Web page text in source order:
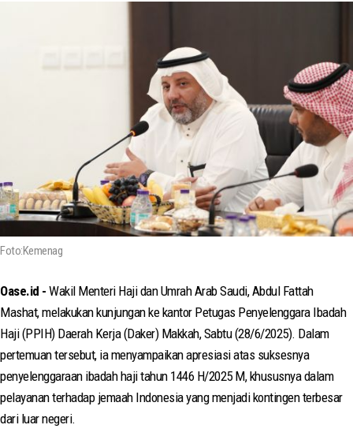
Foto:Kemenag
Oase.id - Wakil Menteri Haji dan Umrah Arab Saudi, Abdul Fattah
Mashat, melakukan kunjungan ke kantor Petugas Penyelenggara Ibadah
Haji (PPIH) Daerah Kerja (Daker) Makkah, Sabtu (28/6/2025). Dalam
pertemuan tersebut, ia menyampaikan apresiasi atas suksesnya
penyelenggaraan ibadah haji tahun 1446 H/2025 M, khususnya dalam
pelayanan terhadap jemaah Indonesia yang menjadi kontingen terbesar
dari luar negeri.